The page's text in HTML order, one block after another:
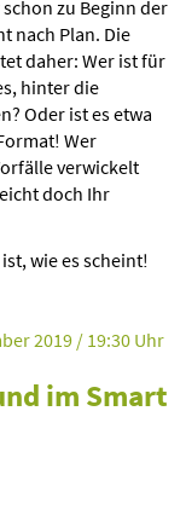
zu Beginn der
nach Plan. Die
daher: Wer ist für
hinter die
Oder ist es etwa
Wer
verwickelt
doch Ihr
wie es scheint!
2019 / 19:30 Uhr
im Smart